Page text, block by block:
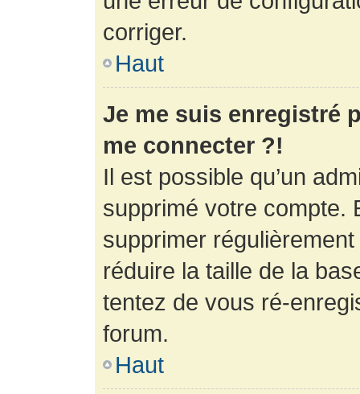
corriger.
Haut
Je me suis enregistré
me connecter ?!
Il est possible qu’un
supprimé votre compte.
supprimer
réduire la taille de la
tentez de vous ré-
forum.
Haut